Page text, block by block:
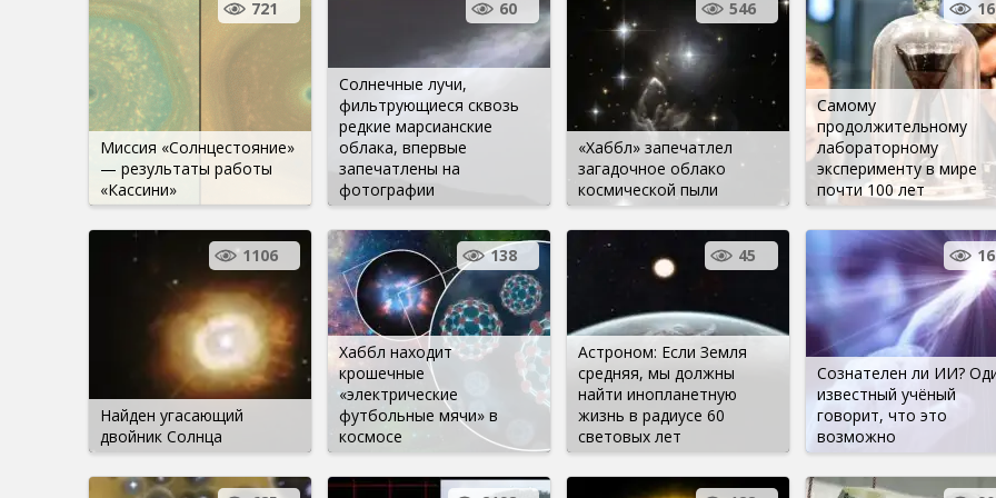
Миссия «Солнцестояние»
— результаты работы
«Кассини»
721
Солнечные лучи,
фильтрующиеся сквозь
редкие марсианские
облака, впервые
запечатлены на
фотографии
60
«Хаббл» запечатлел
загадочное облако
космической пыли
546
Самому
продолжительному
лабораторному
эксперименту в мире
почти 100 лет
16
Найден угасающий
двойник Солнца
1106
Хаббл находит
крошечные
«электрические
футбольные мячи» в
космосе
138
Астроном: Если Земля
средняя, ​​мы должны
найти инопланетную
жизнь в радиусе 60
световых лет
45
Сознателен ли ИИ?
известный учёный
говорит, что это
возможно
16